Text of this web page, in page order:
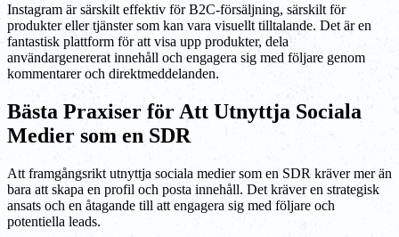
Instagram är särskilt effektiv för B2C-försäljning, särskilt för
produkter eller tjänster som kan vara visuellt tilltalande. Det är en
fantastisk plattform för att visa upp produkter, dela
användargenererat innehåll och engagera sig med följare genom
kommentarer och direktmeddelanden.
Bästa Praxiser för Att Utnyttja Sociala
Medier som en SDR
Att framgångsrikt utnyttja sociala medier som en SDR kräver mer än
bara att skapa en profil och posta innehåll. Det kräver en strategisk
ansats och en åtagande till att engagera sig med följare och
potentiella leads.